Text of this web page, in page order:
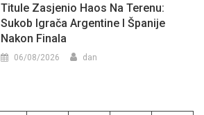
Titule Zasjenio Haos Na Terenu:
Sukob Igrača Argentine I Španije
Nakon Finala
06/08/2026 dan